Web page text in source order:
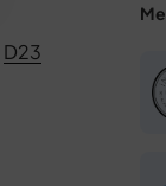
D23